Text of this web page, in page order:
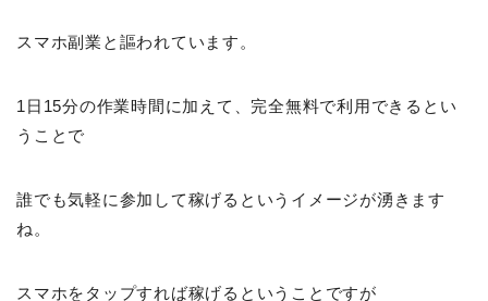
スマホ副業と謳われています。
1日15分の作業時間に加えて、完全無料で利用できるとい
うことで
誰でも気軽に参加して稼げるというイメージが湧きます
ね。
スマホをタップすれば稼げるということですが